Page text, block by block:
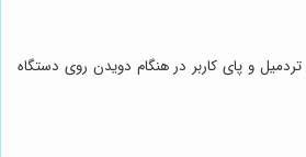
و پای کاربر در هنگام دویدن روی دستگاه